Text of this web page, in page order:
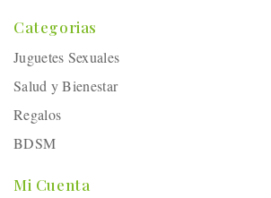
Categorias
Juguetes Sexuales
Salud y Bienestar
Regalos
BDSM
Mi Cuenta